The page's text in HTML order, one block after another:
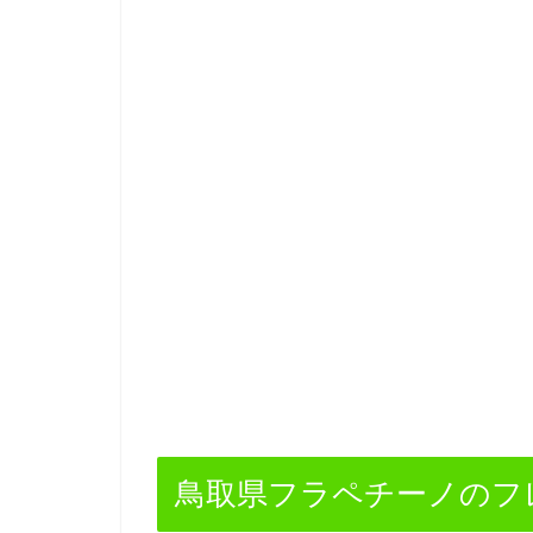
鳥取県フラペチーノのフ